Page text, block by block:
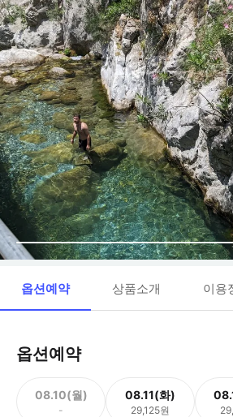
옵션예약 상품소개 이용
옵션예약
08.10(월)
-
08.11(화)
29,125원